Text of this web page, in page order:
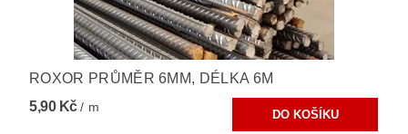
ROXOR PRŮMĚR 6MM, DÉLKA 6M
5,90 Kč/ m